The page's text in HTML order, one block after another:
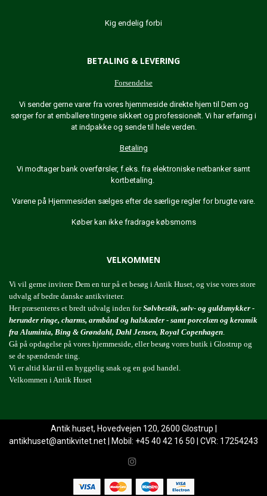
Kig endelig forbi
BETALING & LEVERING
Forsendelse
Vi sender gerne varer fra vores hjemmeside direkte hjem til Dem og
sørger for at emballere tingene sikkert og professionelt. Vi har erfaring i
at indpakke og sende til hele verden.
Betaling
Vi modtager bank overførsler, f.eks. fra elektroniske netbanker samt
kortbetaling.
Varene på Hjemmesiden sælges efter de særlige regler for brugte vare.
Køber kan ikke fradrage købsmoms
VELKOMMEN
Vi vil gerne invitere Dem en tur på et besøg i Antik Huset, og vise vores store
udvalg af bedre danske antikviteter.
Her præsenteres et bredt udvalg inden forSølvbestik, sølv- og guldsmykker -
herunder ringe, charms, armbånd og halskæder - samt porcelæn og keramik
fra Aluminia, Bing & Grøndahl, Dahl Jensen, Royal Copenhagen
Gå på opdagelse på vores hjemmeside, eller besøg vores butik i Glostrup og
se de spændende ting.
Vi er altid klar til en hyggelig snak og en god handel.
Velkommen i Antik Huset
Antik huset, Hovedvejen 120, 2600 Glostrup |
antikhuset@antikvitet.net| Mobil: +45 40 42 16 50 | CVR: 17254243